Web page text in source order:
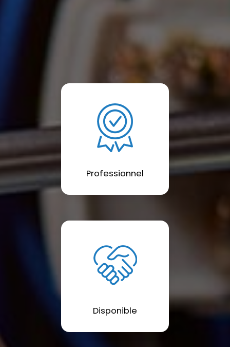
Professionnel
Disponible